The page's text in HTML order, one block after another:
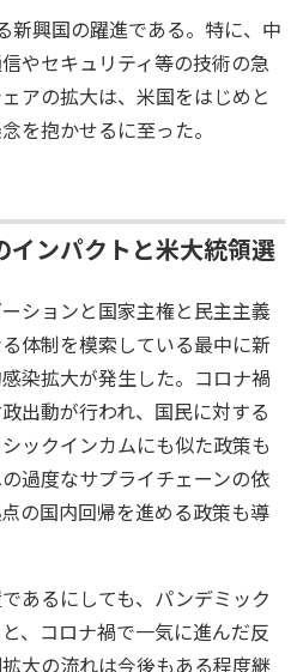
新興国の躍進である。特に、中
やセキュリティ等の技術の急
アの拡大は、米国をはじめと
を抱かせるに至った。
インパクトと米大統領選
ションと国家主権と民主主義
体制を模索している最中に新
染拡大が発生した。コロナ禍
出動が行われ、国民に対する
ックインカムにも似た政策も
過度なサプライチェーンの依
の国内回帰を進める政策も導
あるにしても、パンデミック
、コロナ禍で一気に進んだ反
大の流れは今後もある程度継